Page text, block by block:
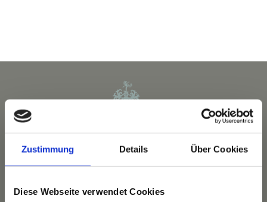
Zustimmung Details Über Cookies
Diese Webseite verwendet Cookies